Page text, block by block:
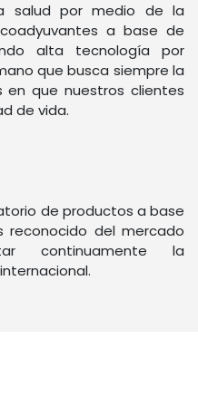
salud por medio de la
a base de
alta tecnología por
que busca siempre la
en que nuestros clientes
de vida.
de productos a base
reconocido del mercado
continuamente la